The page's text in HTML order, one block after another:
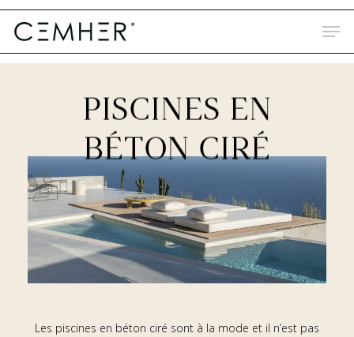
Skip
main
PISCINES EN
BÉTON CIRÉ
Les piscines en béton ciré sont à la mode et il n’est pas